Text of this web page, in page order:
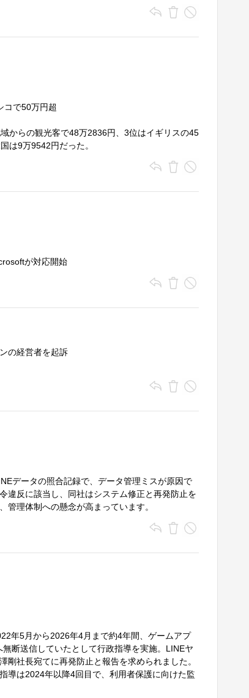
コで50万円超
からの観光客で48万2836円、3位はイギリスの45
は9万9542円だった。
が対応開始
の経営者を起訴
データの照合記録で、データ管理ミスが原因で
違反に該当し、同社はシステム修正と再発防止を
理体制への懸念が高まっています。
年5月から2026年4月まで約4年間、ゲームアプ
断送信していたとして行政指導を実施。LINEヤ
社長宛てに再発防止と報告を求められました。
導は2024年以降4回目で、利用者保護に向けた監